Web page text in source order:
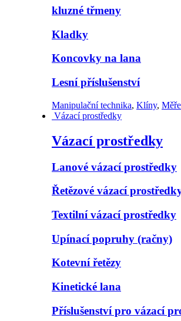
kluzné třmeny
Kladky
Koncovky na lana
Lesní příslušenství
Manipulační technika, Klíny,
Vázací prostředky
Vázací prostředky
Lanové vázací prostředky
Řetězové vázací
Textilní vázací prostředky
Upínací popruhy (račny)
Kotevní řetězy
Kinetické lana
Příslušenství pro vázací